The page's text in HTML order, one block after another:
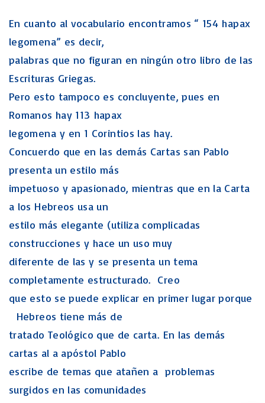
En cuanto al vocabulario encontramos “ 154 hapax
legomena” es decir,
palabras que no figuran en ningún otro libro de las
Escrituras Griegas.
Pero esto tampoco es concluyente, pues en
Romanos hay 113 hapax
legomena y en 1 Corintios las hay.
Concuerdo que en las demás Cartas san Pablo
presenta un estilo más
impetuoso y apasionado, mientras que en la Carta
a los Hebreos usa un
estilo más elegante (utiliza complicadas
construcciones y hace un uso muy
diferente de las y se presenta un tema
completamente estructurado. Creo
que esto se puede explicar en primer lugar porque
Hebreos tiene más de
tratado Teológico que de carta. En las demás
cartas al a apóstol Pablo
escribe de temas que atañen a problemas
surgidos en las comunidades